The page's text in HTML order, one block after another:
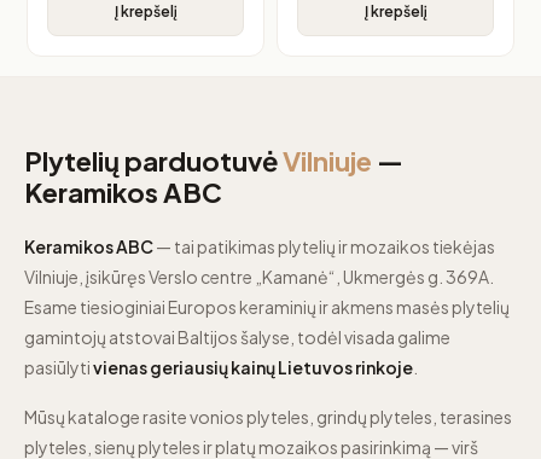
Į krepšelį Į krepšelį
Plytelių parduotuvėVilniuje —
Keramikos ABC
Keramikos ABC— tai patikimas plytelių ir mozaikos tiekėjas
Vilniuje, įsikūręs Verslo centre „Kamanė“, Ukmergės g. 369A.
Esame tiesioginiai Europos keraminių ir akmens masės plytelių
gamintojų atstovai Baltijos šalyse, todėl visada galime
pasiūlytivienas geriausių kainų Lietuvos rinkoje
Mūsų kataloge rasite vonios plyteles, grindų plyteles, terasines
plyteles, sienų plyteles ir platų mozaikos pasirinkimą — virš